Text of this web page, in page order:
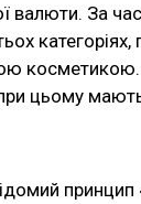
валюти. За
цьому